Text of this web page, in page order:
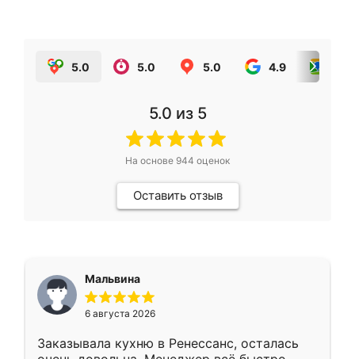
5.0 5.0 5.0 4.9
5.0 из 5
На основе 944 оценок
Оставить отзыв
Мальвина
6 августа 2026
Заказывала кухню в Ренессанс, осталась